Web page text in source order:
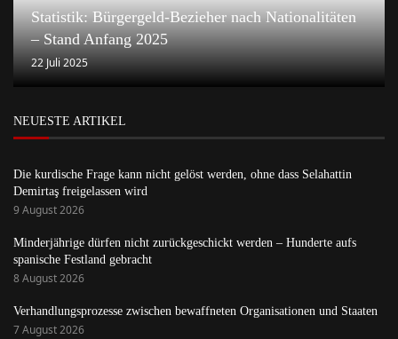
Statistik: Bürgergeld-Bezieher nach Nationalitäten
– Stand Anfang 2025
22 Juli 2025
NEUESTE ARTIKEL
Die kurdische Frage kann nicht gelöst werden, ohne dass Selahattin
Demirtaş freigelassen wird
9 August 2026
Minderjährige dürfen nicht zurückgeschickt werden – Hunderte aufs
spanische Festland gebracht
8 August 2026
Verhandlungsprozesse zwischen bewaffneten Organisationen und Staaten
7 August 2026